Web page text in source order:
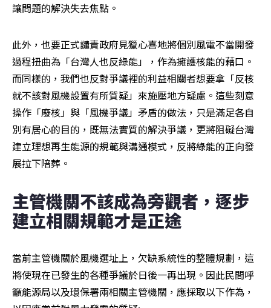
讓問題的解決失去焦點。
此外，也要正式譴責政府見獵心喜地將個別風電不當開發
過程扭曲為「台灣人也反綠能」，作為擁護核能的藉口。
而同樣的，我們也反對爭議裡的利益相關者想要拿「反核
就不該對風機設置有所質疑」來施壓地方疑慮。這些刻意
操作「廢核」與「風機爭議」矛盾的做法，只是滿足各自
別有居心的目的，既無法實質的解決爭議，更將阻礙台灣
建立理想再生能源的規範與溝通模式，反將綠能的正向發
展拉下陪葬。
主管機關不該成為旁觀者，逐步
建立相關規範才是正途
當前主管機關於風機選址上，欠缺系統性的整體規劃，這
將使現在已發生的各種爭議於日後一再出現。因此民間呼
籲能源局以及環保署兩相關主管機關，應採取以下作為，